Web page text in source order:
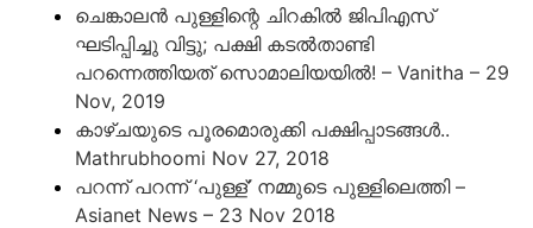
ചെങ്കാലൻ പുള്ളിന്റെ ചിറകിൽ ജിപിഎസ്
ഘടിപ്പിച്ചു വിട്ടു; പക്ഷി കടൽതാണ്ടി
പറന്നെത്തിയത് സൊമാലിയയിൽ! – Vanitha – 29
Nov, 2019
കാഴ്ചയുടെ പൂരമൊരുക്കി പക്ഷിപ്പാടങ്ങള്‍..
Mathrubhoomi Nov 27, 2018
പറന്ന് പറന്ന് ‘പുള്ള്’ നമ്മുടെ പുള്ളിലെത്തി –
Asianet News – 23 Nov 2018